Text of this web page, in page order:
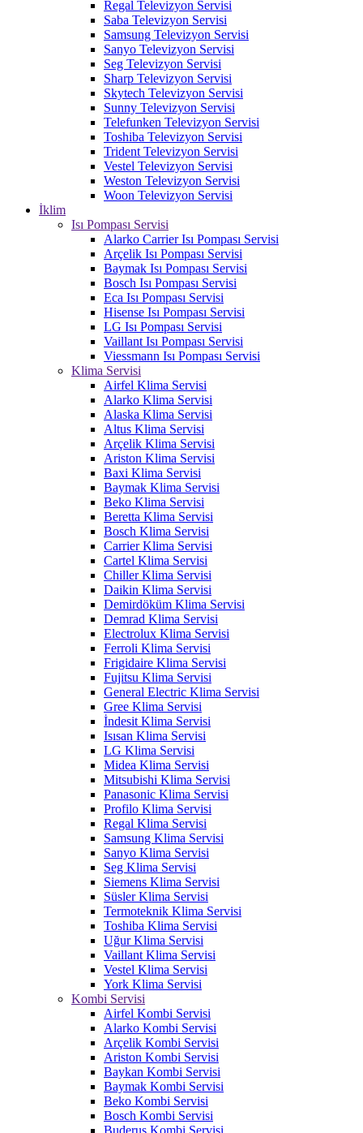
Regal Televizyon Servisi
Saba Televizyon Servisi
Samsung Televizyon Servisi
Sanyo Televizyon Servisi
Seg Televizyon Servisi
Sharp Televizyon Servisi
Skytech Televizyon Servisi
Sunny Televizyon Servisi
Telefunken Televizyon Servisi
Toshiba Televizyon Servisi
Trident Televizyon Servisi
Vestel Televizyon Servisi
Weston Televizyon Servisi
Woon Televizyon Servisi
İklim
Isı Pompası Servisi
Alarko Carrier Isı Pompası Servisi
Arçelik Isı Pompası Servisi
Baymak Isı Pompası Servisi
Bosch Isı Pompası Servisi
Eca Isı Pompası Servisi
Hisense Isı Pompası Servisi
LG Isı Pompası Servisi
Vaillant Isı Pompası Servisi
Viessmann Isı Pompası Servisi
Klima Servisi
Airfel Klima Servisi
Alarko Klima Servisi
Alaska Klima Servisi
Altus Klima Servisi
Arçelik Klima Servisi
Ariston Klima Servisi
Baxi Klima Servisi
Baymak Klima Servisi
Beko Klima Servisi
Beretta Klima Servisi
Bosch Klima Servisi
Carrier Klima Servisi
Cartel Klima Servisi
Chiller Klima Servisi
Daikin Klima Servisi
Demirdöküm Klima Servisi
Demrad Klima Servisi
Electrolux Klima Servisi
Ferroli Klima Servisi
Frigidaire Klima Servisi
Fujitsu Klima Servisi
General Electric Klima Servisi
Gree Klima Servisi
İndesit Klima Servisi
Isısan Klima Servisi
LG Klima Servisi
Midea Klima Servisi
Mitsubishi Klima Servisi
Panasonic Klima Servisi
Profilo Klima Servisi
Regal Klima Servisi
Samsung Klima Servisi
Sanyo Klima Servisi
Seg Klima Servisi
Siemens Klima Servisi
Süsler Klima Servisi
Termoteknik Klima Servisi
Toshiba Klima Servisi
Uğur Klima Servisi
Vaillant Klima Servisi
Vestel Klima Servisi
York Klima Servisi
Kombi Servisi
Airfel Kombi Servisi
Alarko Kombi Servisi
Arçelik Kombi Servisi
Ariston Kombi Servisi
Baykan Kombi Servisi
Baymak Kombi Servisi
Beko Kombi Servisi
Bosch Kombi Servisi
Buderus Kombi Servisi